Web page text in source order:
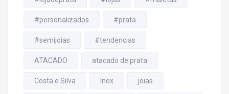
#personalizados #prata
#semijoias #tendencias
ATACADO atacado de prata
Costa e Silva Inox joias